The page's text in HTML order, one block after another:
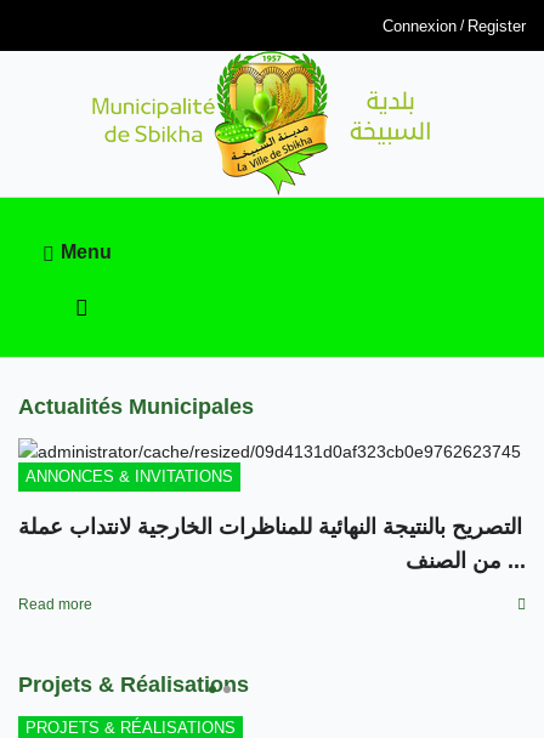
Connexion Register
Menu
Actualités Municipales
ANNONCES & INVITATIONS
التصريح بالنتيجة النهائية للمناظرات الخارجية لانتداب عملة
من الصنف ...
Read more
Projets & Réalisations
PROJETS & RÉALISATIONS